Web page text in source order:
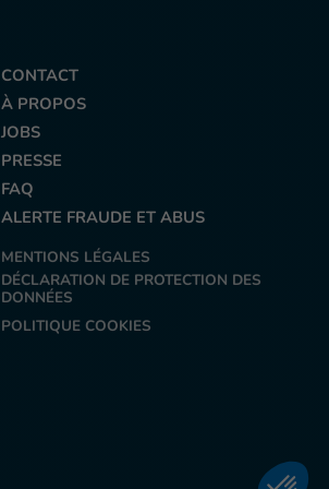
CONTACT
À PROPOS
JOBS
PRESSE
FAQ
ALERTE FRAUDE ET ABUS
MENTIONS LÉGALES
DÉCLARATION DE PROTECTION DES
DONNÉES
POLITIQUE COOKIES